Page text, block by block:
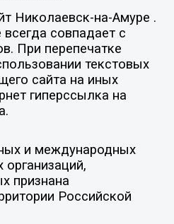
Николаевск-на-Амуре .
совпадает с
При перепечатке
текстовых
сайта на иных
гиперссылка на
и международных
организаций,
признана
Российской